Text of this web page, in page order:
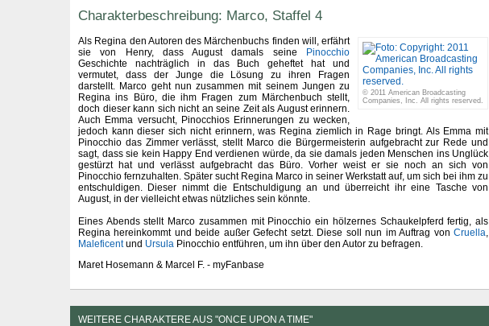
Charakterbeschreibung: Marco, Staffel 4
© 2011 American Broadcasting
Companies, Inc. All rights reserved.
Als Regina den Autoren des Märchenbuchs finden will, erfährt
sie von Henry, dass August damals seine
Pinocchio
Geschichte nachträglich in das Buch geheftet hat und
vermutet, dass der Junge die Lösung zu ihren Fragen
darstellt. Marco geht nun zusammen mit seinem Jungen zu
Regina ins Büro, die ihm Fragen zum Märchenbuch stellt,
doch dieser kann sich nicht an seine Zeit als August erinnern.
Auch Emma versucht, Pinocchios Erinnerungen zu wecken,
jedoch kann dieser sich nicht erinnern, was Regina ziemlich in Rage bringt. Als Emma mit
Pinocchio das Zimmer verlässt, stellt Marco die Bürgermeisterin aufgebracht zur Rede und
sagt, dass sie kein Happy End verdienen würde, da sie damals jeden Menschen ins Unglück
gestürzt hat und verlässt aufgebracht das Büro. Vorher weist er sie noch an sich von
Pinocchio fernzuhalten. Später sucht Regina Marco in seiner Werkstatt auf, um sich bei ihm zu
entschuldigen. Dieser nimmt die Entschuldigung an und überreicht ihr eine Tasche von
August, in der vielleicht etwas nützliches sein könnte.
Eines Abends stellt Marco zusammen mit Pinocchio ein hölzernes Schaukelpferd fertig, als
Regina hereinkommt und beide außer Gefecht setzt. Diese soll nun im Auftrag von Cruella,
Maleficentund Ursula Pinocchio entführen, um ihn über den Autor zu befragen.
Maret Hosemann & Marcel F. - myFanbase
WEITERE CHARAKTERE AUS "ONCE UPON A TIME"